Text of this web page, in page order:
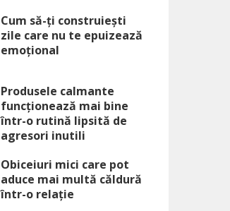
Cum să-ți construiești
zile care nu te epuizează
emoțional
Produsele calmante
funcționează mai bine
într-o rutină lipsită de
agresori inutili
Obiceiuri mici care pot
aduce mai multă căldură
într-o relație